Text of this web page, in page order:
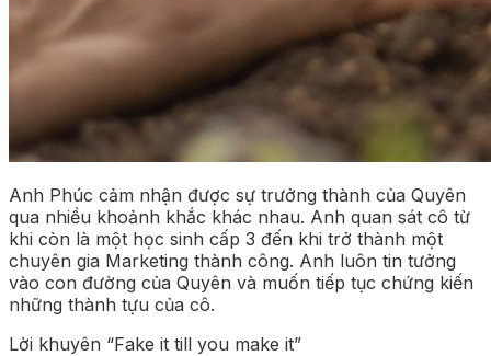
Anh Phúc cảm nhận được sự trưởng thành của Quyên
qua nhiều khoảnh khắc khác nhau. Anh quan sát cô từ
khi còn là một học sinh cấp 3 đến khi trở thành một
chuyên gia Marketing thành công. Anh luôn tin tưởng
vào con đường của Quyên và muốn tiếp tục chứng kiến
những thành tựu của cô.
Lời khuyên “Fake it till you make it”